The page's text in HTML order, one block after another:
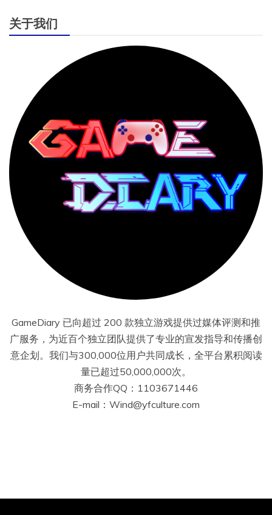
关于我们
GameDiary 已向超过 200 款独立游戏提供过媒体评测和推
广服务，为近百个独立团队提供了专业的宣发指导和传播创
意企划。我们与300,000位用户共同成长，全平台累积阅读
量已超过50,000,000次。
商务合作QQ：1103671446
E-mail：Wind@yfculture.com